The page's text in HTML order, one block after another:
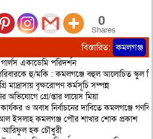
0
Shares
বিস্তারিত: কমলগঞ্জ
একাডেমি পরিদর্শন
হু/মকি : কমলগঞ্জে বহুল আলোচিত স্কুল
মাদ্রাসায় বৃক্ষরোপণ কর্মসূচি সম্পন্ন
অভিযোগে গ্রে/প্তার লায়েস মিয়া
ও অবাধ নির্বাচনের দাবিতে কমলগঞ্জে
ইসলাহ কমলগঞ্জ পৌর শাখার শোক প্রকাশ
আরিফুল হক চৌধুরী